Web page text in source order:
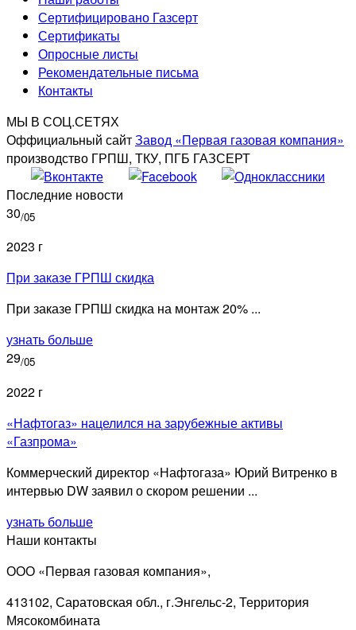
Сертифицировано Газсерт
Сертификаты
Опросные листы
Рекомендательные письма
Контакты
МЫ В СОЦ.СЕТЯХ
Оффициальный сайтЗавод «Первая газовая компания»
производство ГРПШ, ТКУ, ПГБ ГАЗСЕРТ
Последние новости
30/05
2023 г
При заказе ГРПШ скидка
При заказе ГРПШ скидка на монтаж 20% ...
узнать больше
29/05
2022 г
«Нафтогаз» нацелился на зарубежные активы
«Газпрома»
Коммерческий директор «Нафтогаза» Юрий Витренко в
интервью DW заявил о скором решении ...
узнать больше
Наши контакты
ООО «Первая газовая компания»,
413102, Саратовская обл., г.Энгельс-2, Территория
Мясокомбината